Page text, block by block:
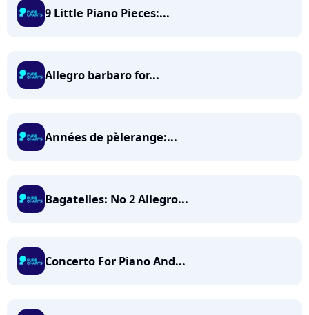
9 Little Piano Pieces:...
Allegro barbaro for...
Années de pèlerange:...
Bagatelles: No 2 Allegro...
Concerto For Piano And...